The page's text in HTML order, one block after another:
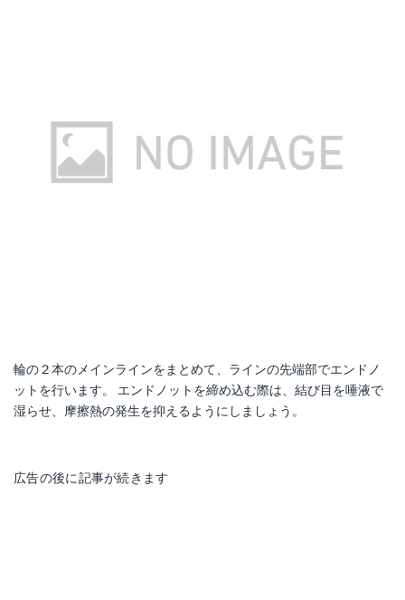
輪の２本のメインラインをまとめて、ラインの先端部でエンドノ
ットを行います。 エンドノットを締め込む際は、結び目を唾液で
湿らせ、摩擦熱の発生を抑えるようにしましょう。
広告の後に記事が続きます